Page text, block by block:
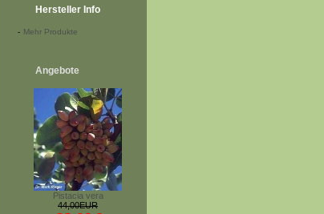
Hersteller Info
- Mehr Produkte
Angebote
Pistacia vera
44,00EUR